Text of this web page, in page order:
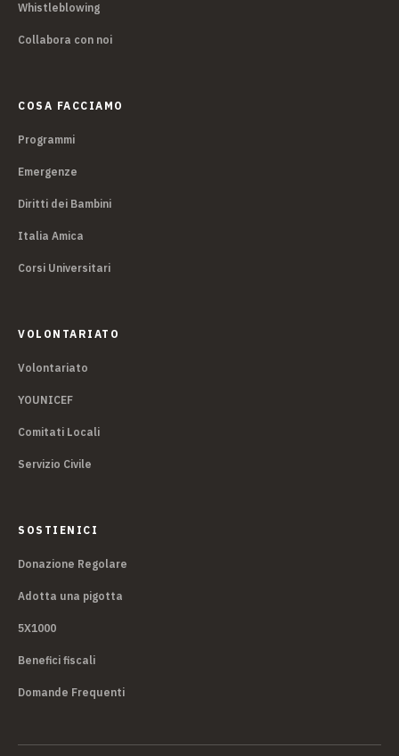
Whistleblowing
Collabora con noi
COSA FACCIAMO
Programmi
Emergenze
Diritti dei Bambini
Italia Amica
Corsi Universitari
VOLONTARIATO
Volontariato
YOUNICEF
Comitati Locali
Servizio Civile
SOSTIENICI
Donazione Regolare
Adotta una pigotta
5X1000
Benefici fiscali
Domande Frequenti